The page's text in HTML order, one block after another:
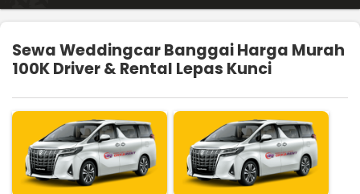
Sewa Weddingcar Banggai Harga Murah
100K Driver & Rental Lepas Kunci